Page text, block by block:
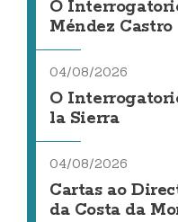
O
Méndez Castro
04/08/2026
O
la Sierra
04/08/2026
Cartas ao
da Costa da